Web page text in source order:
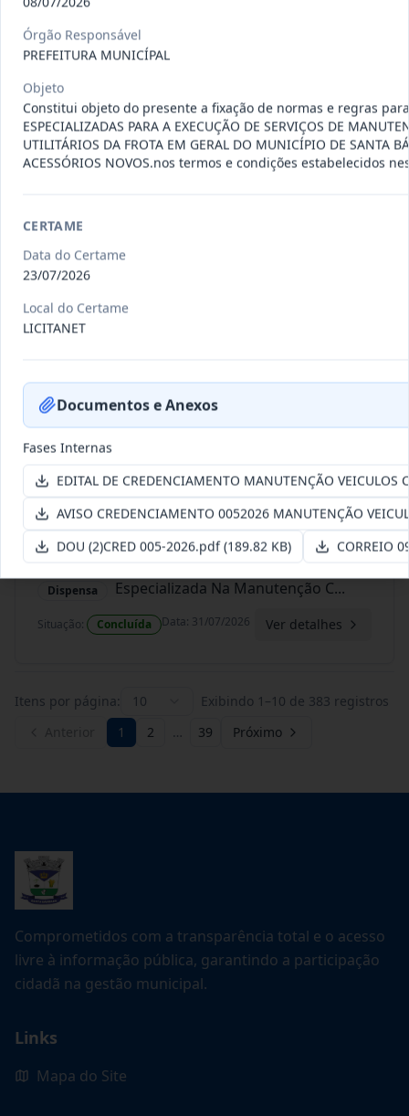
Concluída
008/2026
Pregão
Eletrônico
Registro de preços para possível e
eventual contratação de e...
034/2025
Eletrônico
O presente termo tem por objeto o
017/2026
Dispensa
Objeto: Contratação De Empresa
Situação: Concluída Data:31/07/2026 Ver detalhes
Dispensa
Especializada Na Manutenção C...
Situação: Concluída Data: 31/07/2026 Ver detalhes
Itens por página: 10 Exibindo 1 –10 de 383 registros
1 2 … 39 Próximo
Comprometidos com a transparência total e o acesso
livre à informação pública, garantindo a participação
cidadã na gestão municipal.
Links
Mapa do Site
Órgão Responsável
PREFEITURA MUNICÍPAL
Objeto
Constitui objeto do presente a fixação de normas e regras para
ESPECIALIZADAS PARA A EXECUÇÃO DE SERVIÇOS DE
UTILITÁRIOS DA FROTA EM GERAL DO MUNICÍPIO DE SANTA
ACESSÓRIOS NOVOS.nos termos e condições estabelecidos
CERTAME
Data do Certame
23/07/2026
Local do Certame
LICITANET
Documentos e Anexos
Fases Internas
EDITAL DE CREDENCIAMENTO MANUTENÇÃO
AVISO CREDENCIAMENTO 0052026 MANUTENÇÃO
DOU (2)CRED 005-2026.pdf(189.82 KB) CORREIO